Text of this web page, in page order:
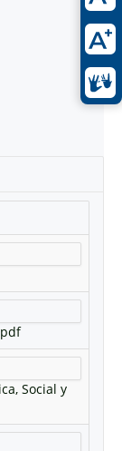
Social y